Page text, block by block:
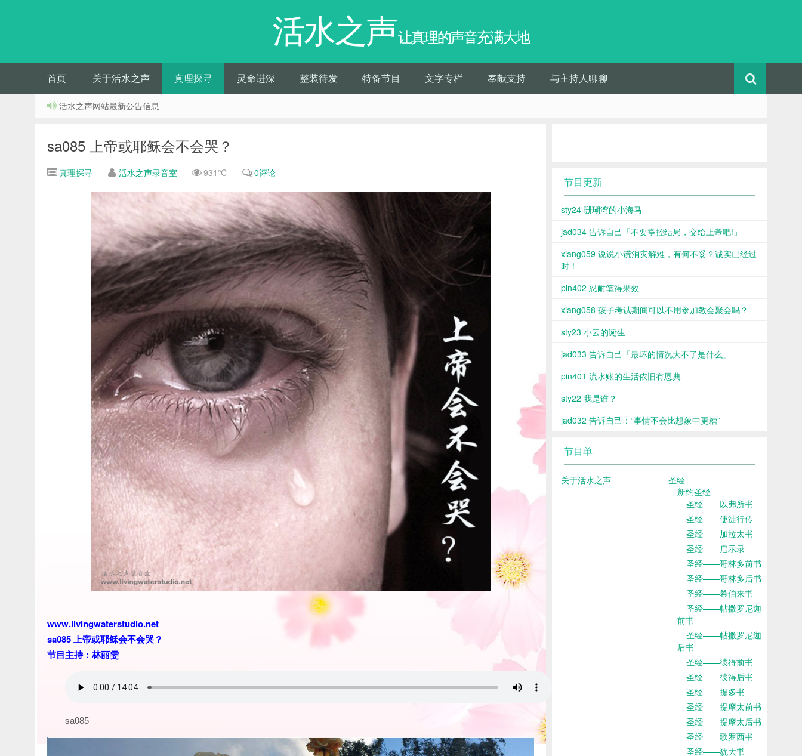
活水之声让真理的声音充满大地
首页 关于活水之声 真理探寻 灵命进深 整装待发 特备节目 文字专栏 奉献支持 与主持人聊聊
活水之声网站最新公告信息
sa085 上帝或耶稣会不会哭？
真理探寻 活水之声录音室 931℃ 0评论
www.livingwaterstudio.net
sa085 上帝或耶稣会不会哭？
节目主持：林丽雯
sa085
节目更新
sty24 珊瑚湾的小海马
jad034 告诉自己「不要掌控结局，交给上帝吧!」
xiang059 说说小谎消灾解难，有何不妥？诚实已经过
时！
pin402 忍耐笔得果效
xiang058 孩子考试期间可以不用参加教会聚会吗？
sty23 小云的诞生
jad033 告诉自己「最坏的情况大不了是什么」
pin401 流水账的生活依旧有恩典
sty22 我是谁？
jad032 告诉自己：“事情不会比想象中更糟”
节目单
关于活水之声
圣经
新约圣经
圣经——以弗所书
圣经——使徒行传
圣经——加拉太书
圣经——启示录
圣经——哥林多前书
圣经——哥林多后书
圣经——希伯来书
圣经——帖撒罗尼迦
前书
圣经——帖撒罗尼迦
后书
圣经——彼得前书
圣经——彼得后书
圣经——提多书
圣经——提摩太前书
圣经——提摩太后书
圣经——歌罗西书
圣经——犹大书